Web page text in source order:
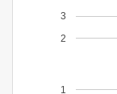
1
2
3